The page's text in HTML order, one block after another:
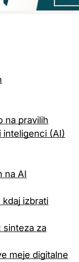
na pravilih
inteligenci (AI)
na AI
kdaj izbrati
sinteza za
meje digitalne
Samo